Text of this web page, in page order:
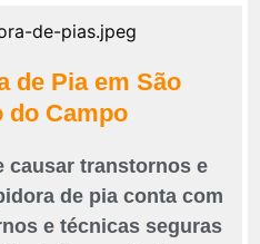
de Pia em São
do Campo
causar transtornos e
de pia conta com
e técnicas seguras